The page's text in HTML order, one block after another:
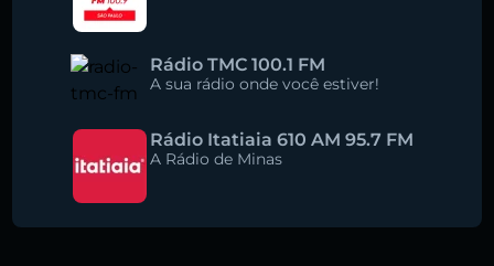
Rádio TMC 100.1 FM
A sua rádio onde você estiver!
Rádio Itatiaia 610 AM 95.7 FM
A Rádio de Minas